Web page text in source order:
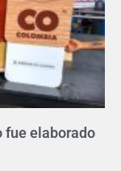
fue elaborado